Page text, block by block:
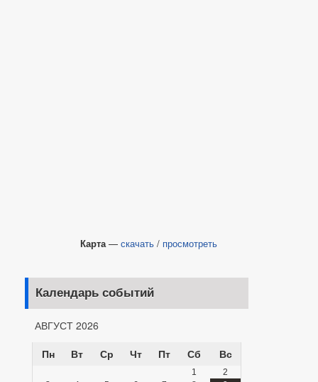
Карта — скачать / просмотреть
Календарь событий
АВГУСТ 2026
Пн
Вт Ср Чт Пт Сб Вс
1
2